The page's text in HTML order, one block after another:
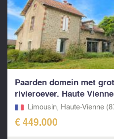
Paarden domein met
rivieroever. Haute Vienne
Limousin, Haute-Vienne
€ 449.000